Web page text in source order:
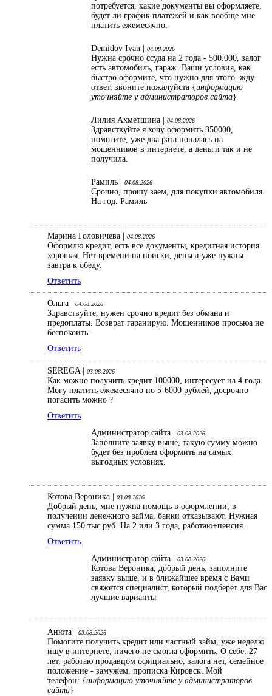
потребуется, какие документы вы оформляете,
будет ли график платежей и как вообще мне
платить ежемесячно.
Demidov Ivan | 04.08.2026
Нужна срочно ссуда на 2 года - 500.000, залог
есть автомобиль, гараж. Ваши условия, как
быстро оформите, что нужно для этого. жду
ответ, звоните пожалуйста {информацию
уточняйте у администраторов сайта}
Лилия Ахметшина | 04.08.2026
Здравствуйте я хочу оформить 350000,
помогите, уже два раза попалась на
мошенников в интернете, а деньги так и не
получила.
Рамиль | 04.08.2026
Срочно, прошу заем, для покупки автомобиля.
На год. Рамиль
Марина Головичева | 04.08.2026
Оформлю кредит, есть все документы, кредитная история
хорошая. Нет времени на поиски, деньги уже нужны
завтра к обеду.
Ответить
Ольга | 04.08.2026
Здравствуйте, нужен срочно кредит без обмана и
предоплаты. Возврат гаранирую. Мошенников просьюа не
беспокоить.
Ответить
SEREGA | 03.08.2026
Как можно получить кредит 100000, интересует на 4 года.
Могу платить ежемесячно по 5-6000 рублей, досрочно
погасить можно ?
Ответить
Администратор сайта |
03.08.2026
Заполните заявку выше, такую сумму можно
будет без проблем оформить на самых
выгодных условиях.
Котова Вероника | 03.08.2026
Добрый день, мне нужна помощь в оформлении, в
получении денежного займа, банки отказывают. Нужная
сумма 150 тыс руб. На 2 или 3 года, работаю+пенсия.
Ответить
Администратор сайта |
03.08.2026
Котова Вероника, добрый день, заполните
заявку выше, и в ближайшее время с Вами
свяжется специалист, который подберет для Вас
лучшие варианты
Анюта | 03.08.2026
Помогите получить кредит или частный займ, уже неделю
ищу в интернете, ничего не смогла оформить. О себе: 27
лет, работаю продавцом официально, залога нет, семейное
положение - замужем, прописка Кировск. Мой
телефон: {информацию уточняйте у администраторов
сайта}